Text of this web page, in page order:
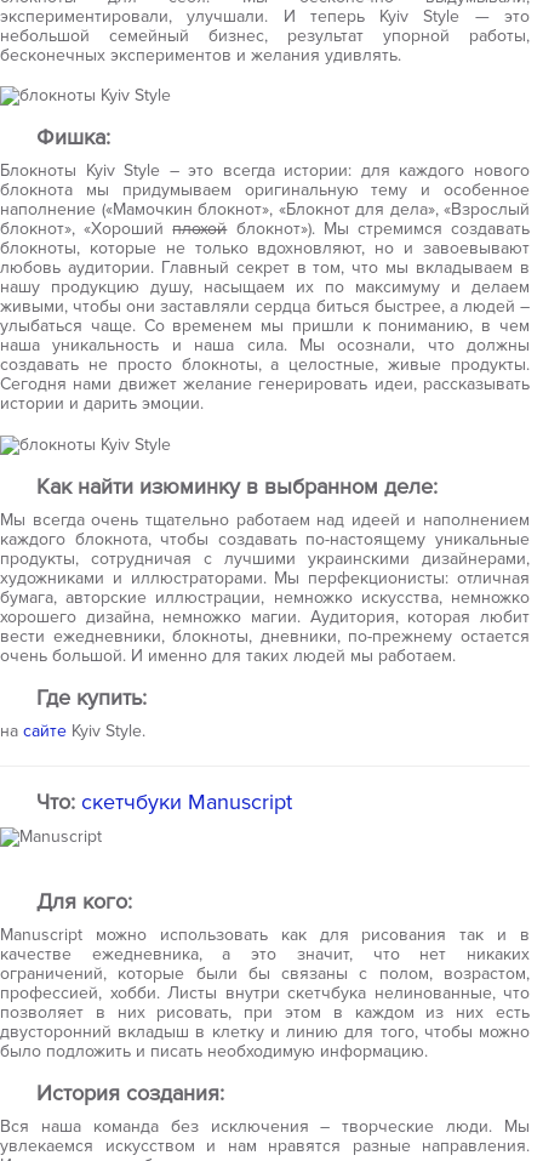
экспериментировали, улучшали. И теперь Kyiv Style — это
небольшой семейный бизнес, результат упорной работы,
бесконечных экспериментов и желания удивлять.
Фишка:
Блокноты Kyiv Style – это всегда истории: для каждого нового
блокнота мы придумываем оригинальную тему и особенное
наполнение («Мамочкин блокнот», «Блокнот для дела», «Взрослый
блокнот», «Хорошийплохойблокнот»). Мы стремимся создавать
блокноты, которые не только вдохновляют, но и завоевывают
любовь аудитории. Главный секрет в том, что мы вкладываем в
нашу продукцию душу, насыщаем их по максимуму и делаем
живыми, чтобы они заставляли сердца биться быстрее, а людей –
улыбаться чаще. Со временем мы пришли к пониманию, в чем
наша уникальность и наша сила. Мы осознали, что должны
создавать не просто блокноты, а целостные, живые продукты.
Сегодня нами движет желание генерировать идеи, рассказывать
истории и дарить эмоции.
Как найти изюминку в выбранном деле:
Мы всегда очень тщательно работаем над идеей и наполнением
каждого блокнота, чтобы создавать по-настоящему уникальные
продукты, сотрудничая с лучшими украинскими дизайнерами,
художниками и иллюстраторами. Мы перфекционисты: отличная
бумага, авторские иллюстрации, немножко искусства, немножко
хорошего дизайна, немножко магии. Аудитория, которая любит
вести ежедневники, блокноты, дневники, по-прежнему остается
очень большой. И именно для таких людей мы работаем.
Где купить:
на сайте Kyiv Style.
Что: скетчбуки Manuscript
Для кого:
Manuscript можно использовать как для рисования так и в
качестве ежедневника, а это значит, что нет никаких
ограничений, которые были бы связаны с полом, возрастом,
профессией, хобби. Листы внутри скетчбука нелинованные, что
позволяет в них рисовать, при этом в каждом из них есть
двусторонний вкладыш в клетку и линию для того, чтобы можно
было подложить и писать необходимую информацию.
История создания:
Вся наша команда без исключения – творческие люди. Мы
увлекаемся искусством и нам нравятся разные направления.